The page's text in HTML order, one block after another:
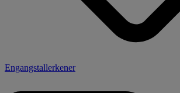
Engangstallerkener